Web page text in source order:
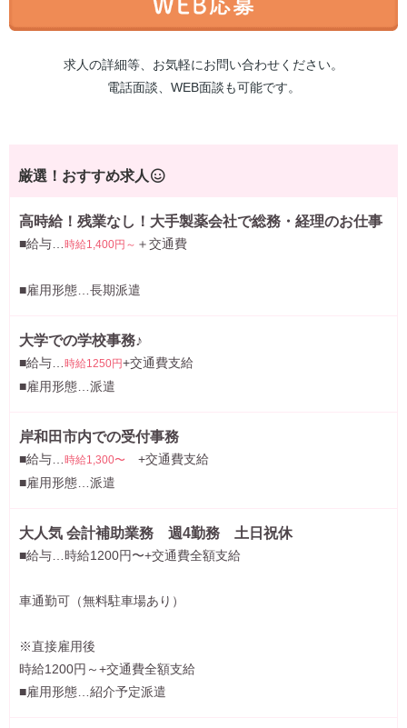
求人の詳細等、お気軽にお問い合わせください。
電話面談、WEB面談も可能です。
厳選！おすすめ求人
高時給！残業なし！大手製薬会社で総務・経理のお仕事
■給与… 時給1,400円～ ＋交通費
■雇用形態…長期派遣
大学での学校事務♪
■給与… 時給1250円+交通費支給
■雇用形態…派遣
岸和田市内での受付事務
■給与… 時給1,300〜 +交通費支給
■雇用形態…派遣
大人気 会計補助業務 週4勤務 土日祝休
■給与…時給1200円〜+交通費全額支給
車通勤可（無料駐車場あり）
※直接雇用後
時給1200円～+交通費全額支給
■雇用形態…紹介予定派遣